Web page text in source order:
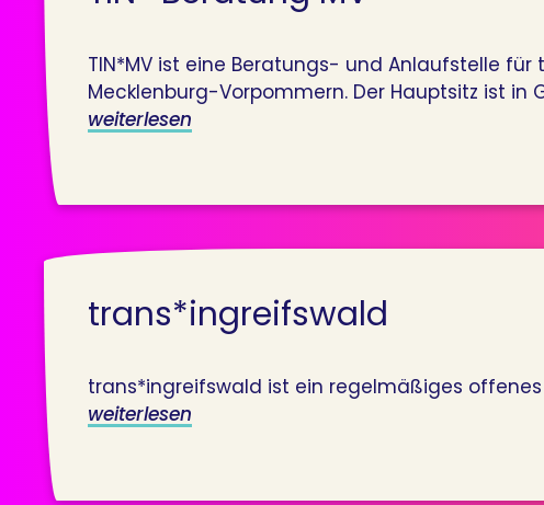
TIN*MV ist eine Beratungs- und Anlaufstelle
Mecklenburg-Vorpommern. Der Hauptsitz ist in
weiterlesen
trans*ingreifswald
trans*ingreifswald ist ein regelmäßiges
weiterlesen